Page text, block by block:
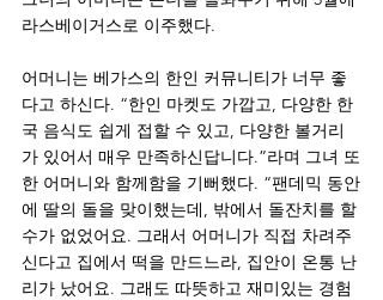
라스베이거스로 이주했다.
어머니는 베가스의 한인 커뮤니티가 너무 좋
다고 하신다. “한인 마켓도 가깝고, 다양한 한
국 음식도 쉽게 접할 수 있고, 다양한 볼거리
가 있어서 매우 만족하신답니다.”라며 그녀 또
한 어머니와 함께함을 기뻐했다. “팬데믹 동안
에 딸의 돌을 맞이했는데, 밖에서 돌잔치를 할
수가 없었어요. 그래서 어머니가 직접 차려주
신다고 집에서 떡을 만드느라, 집안이 온통 난
리가 났어요. 그래도 따뜻하고 재미있는 경험